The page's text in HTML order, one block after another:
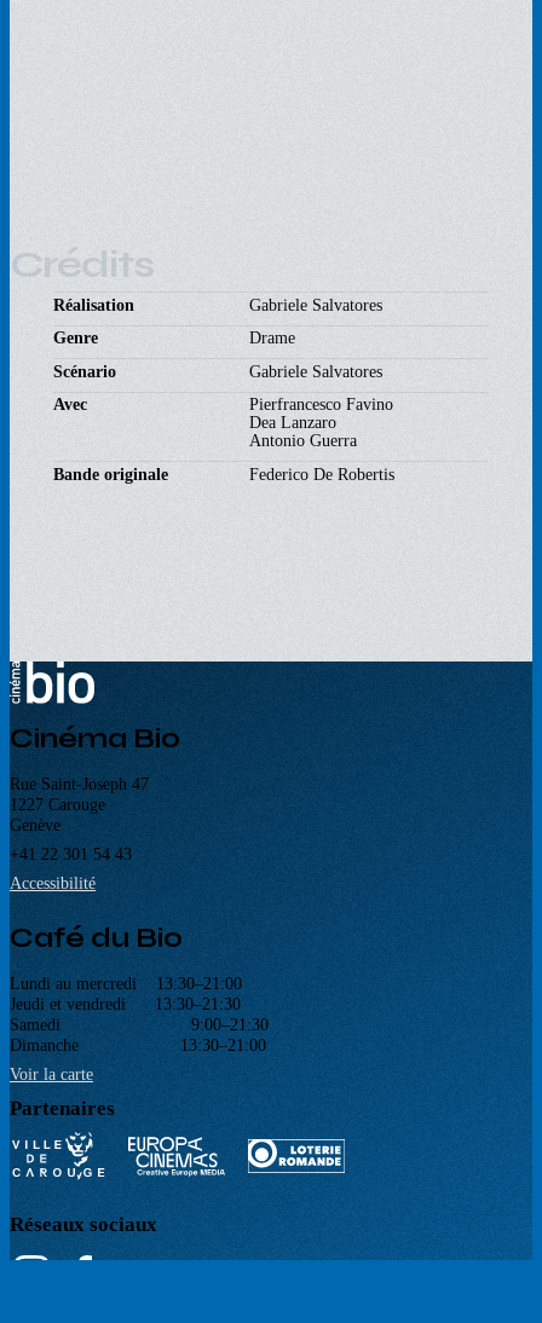
Crédits
Réalisation
Gabriele Salvatores
Genre
Drame
Scénario
Gabriele Salvatores
Avec
Pierfrancesco Favino
Dea Lanzaro
Antonio Guerra
Bande originale
Federico De Robertis
Cinéma Bio
Rue Saint-Joseph 47
1227 Carouge
Genève
+41 22 301 54 43
Accessibilité
Café du Bio
Lundi au mercredi 13:30–21:00
Jeudi et vendredi 13:30–21:30
Samedi 9:00–21:30
Dimanche 13:30–21:00
Voir la carte
Partenaires
Réseaux sociaux